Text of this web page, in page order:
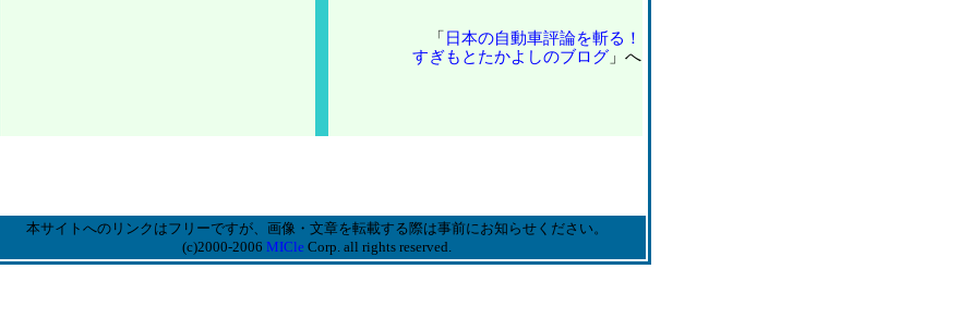
「 日本の自動車評論を斬る！
すぎもとたかよしのブログ 」へ
本サイトへのリンクはフリーですが、画像・文章を転載する際は事前にお知らせください。
(c)2000-2006 MICle Corp. all rights reserved.